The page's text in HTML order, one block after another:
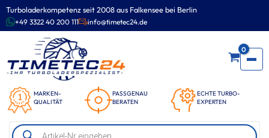
Turboladerkompetenz seit 2008 aus Falkensee bei Berlin
+49 3322 40 200 111 info@timetec24.de
MARKEN-
QUALITÄT
PASSGENAU
BERATEN
ECHTE TURBO-
EXPERTEN
0
Products
Zum
Inhalt
springen